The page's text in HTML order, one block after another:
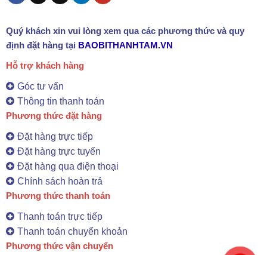
Quý khách xin vui lòng xem qua các phương thức và quy
định đặt hàng tại BAOBITHANHTAM.VN
Hỗ trợ khách hàng
Góc tư vấn
Thông tin thanh toán
Phương thức đặt hàng
Đặt hàng trực tiếp
Đặt hàng trực tuyến
Đặt hàng qua điện thoại
Chính sách hoàn trả
Phương thức thanh toán
Thanh toán trực tiếp
Thanh toán chuyển khoản
Phương thức vận chuyển